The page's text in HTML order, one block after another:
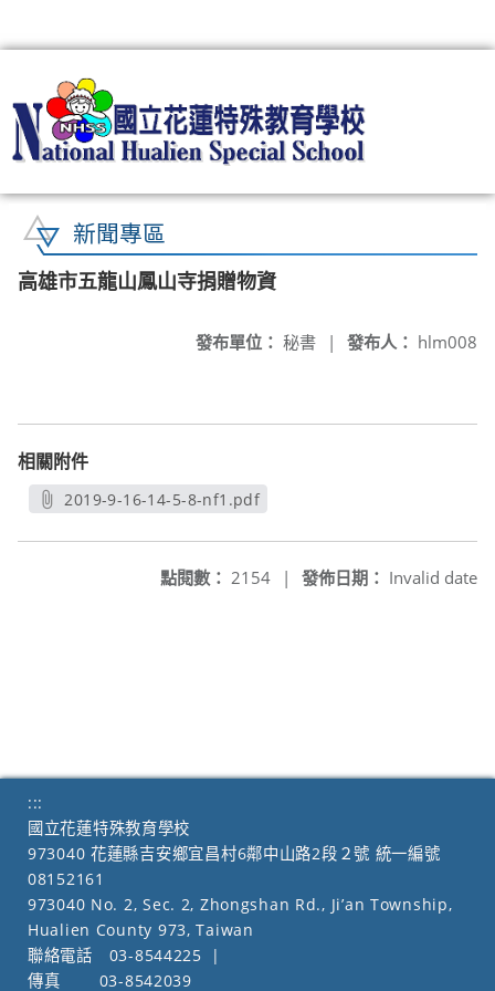
新聞專區
高雄市五龍山鳳山寺捐贈物資
發布人： hlm008
發布單位： 秘書 |
相關附件
2019-9-16-14-5-8-nf1.pdf
發佈日期： Invalid date
點閱數： 2154 |
:::
國立花蓮特殊教育學校
973040 花蓮縣吉安鄉宜昌村6鄰中山路2段２號 統一編號
08152161
973040 No. 2, Sec. 2, Zhongshan Rd., Ji’an Township,
Hualien County 973, Taiwan
聯絡電話
03-8544225
|
傳真
03-8542039